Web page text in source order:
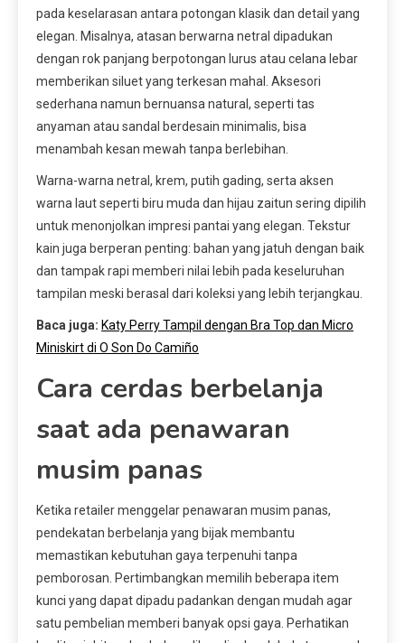
pada keselarasan antara potongan klasik dan detail yang
elegan. Misalnya, atasan berwarna netral dipadukan
dengan rok panjang berpotongan lurus atau celana lebar
memberikan siluet yang terkesan mahal. Aksesori
sederhana namun bernuansa natural, seperti tas
anyaman atau sandal berdesain minimalis, bisa
menambah kesan mewah tanpa berlebihan.
Warna-warna netral, krem, putih gading, serta aksen
warna laut seperti biru muda dan hijau zaitun sering dipilih
untuk menonjolkan impresi pantai yang elegan. Tekstur
kain juga berperan penting: bahan yang jatuh dengan baik
dan tampak rapi memberi nilai lebih pada keseluruhan
tampilan meski berasal dari koleksi yang lebih terjangkau.
Baca juga: Katy Perry Tampil dengan Bra Top dan Micro
Miniskirt di O Son Do Camiño
Cara cerdas berbelanja
saat ada penawaran
musim panas
Ketika retailer menggelar penawaran musim panas,
pendekatan berbelanja yang bijak membantu
memastikan kebutuhan gaya terpenuhi tanpa
pemborosan. Pertimbangkan memilih beberapa item
kunci yang dapat dipadu padankan dengan mudah agar
satu pembelian memberi banyak opsi gaya. Perhatikan